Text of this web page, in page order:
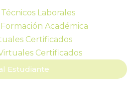
Laborales
Académica
Certificados
Certificados
Estudiante